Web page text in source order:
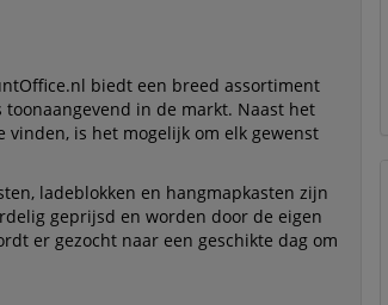
biedt een breed assortiment
in de markt. Naast het
vinden, is het mogelijk om elk gewenst
ladeblokken en hangmapkasten zijn
geprijsd en worden door de eigen
er gezocht naar een geschikte dag om